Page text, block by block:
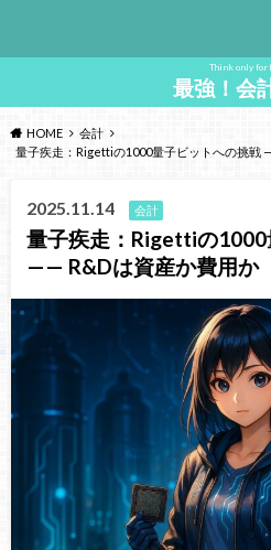
Think only for
最強！会
HOME
会計
量子疾走：Rigettiの1000量子ビットへの挑戦
2025.11.14 会計
量子疾走：Rigettiの
—— R&Dは資産か費用か